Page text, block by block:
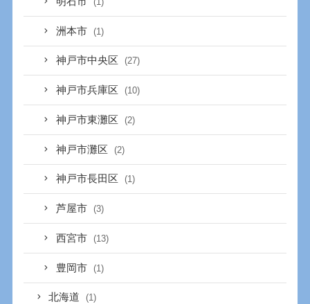
洲本市 (1)
神戸市中央区 (27)
神戸市兵庫区 (10)
神戸市東灘区 (2)
神戸市灘区 (2)
神戸市長田区 (1)
芦屋市 (3)
西宮市 (13)
豊岡市 (1)
北海道 (1)